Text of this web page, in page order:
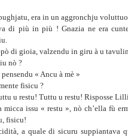
era in un aggronchju
di più in più ! Gnazia ne era
di gioia, valzendu in giru à u
nò ?
« Ancu à mè »
fisicu ?
u restu! Tuttu u restu! Risposse
micca issu « restu », nò ch’ella fù
fisicu!
a quale di sicuru suppiantava